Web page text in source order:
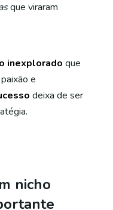
que viraram
inexplorado que
e
deixa de ser
nicho